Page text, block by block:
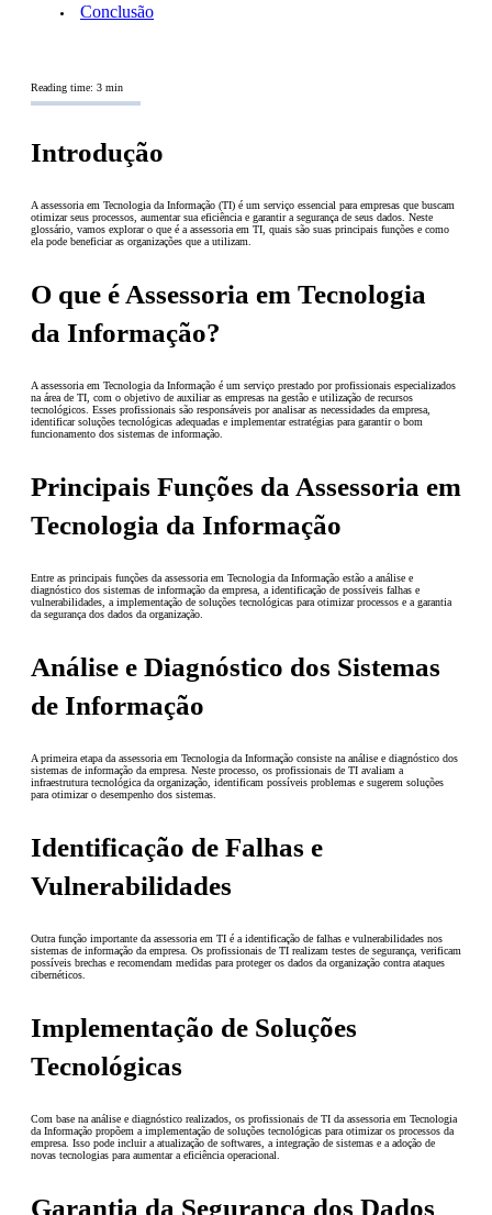
Conclusão
Reading time: 3 min
Introdução
A assessoria em Tecnologia da Informação (TI) é um serviço essencial para empresas que buscam
otimizar seus processos, aumentar sua eficiência e garantir a segurança de seus dados. Neste
glossário, vamos explorar o que é a assessoria em TI, quais são suas principais funções e como
ela pode beneficiar as organizações que a utilizam.
O que é Assessoria em Tecnologia
da Informação?
A assessoria em Tecnologia da Informação é um serviço prestado por profissionais especializados
na área de TI, com o objetivo de auxiliar as empresas na gestão e utilização de recursos
tecnológicos. Esses profissionais são responsáveis por analisar as necessidades da empresa,
identificar soluções tecnológicas adequadas e implementar estratégias para garantir o bom
funcionamento dos sistemas de informação.
Principais Funções da Assessoria em
Tecnologia da Informação
Entre as principais funções da assessoria em Tecnologia da Informação estão a análise e
diagnóstico dos sistemas de informação da empresa, a identificação de possíveis falhas e
vulnerabilidades, a implementação de soluções tecnológicas para otimizar processos e a garantia
da segurança dos dados da organização.
Análise e Diagnóstico dos Sistemas
de Informação
A primeira etapa da assessoria em Tecnologia da Informação consiste na análise e diagnóstico dos
sistemas de informação da empresa. Neste processo, os profissionais de TI avaliam a
infraestrutura tecnológica da organização, identificam possíveis problemas e sugerem soluções
para otimizar o desempenho dos sistemas.
Identificação de Falhas e
Vulnerabilidades
Outra função importante da assessoria em TI é a identificação de falhas e vulnerabilidades nos
sistemas de informação da empresa. Os profissionais de TI realizam testes de segurança, verificam
possíveis brechas e recomendam medidas para proteger os dados da organização contra ataques
cibernéticos.
Implementação de Soluções
Tecnológicas
Com base na análise e diagnóstico realizados, os profissionais de TI da assessoria em Tecnologia
da Informação propõem a implementação de soluções tecnológicas para otimizar os processos da
empresa. Isso pode incluir a atualização de softwares, a integração de sistemas e a adoção de
novas tecnologias para aumentar a eficiência operacional.
Garantia da Segurança dos Dados